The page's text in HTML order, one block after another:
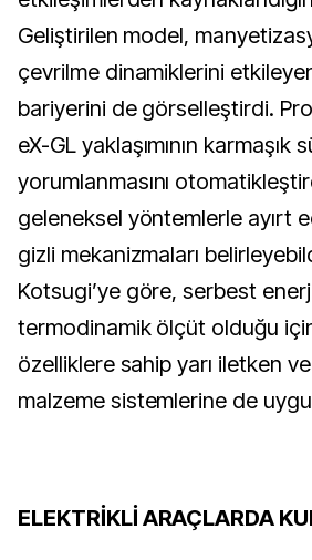
Geliştirilen model,
çevrilme dinamiklerini
bariyerini de görselleştirdi.
eX-GL yaklaşımının karmaşık
yorumlanmasını
geleneksel yöntemlerle ayırt
gizli mekanizmaları
Kotsugi’ye göre, serbest
termodinamik ölçüt olduğu
özelliklere sahip yarı iletken
malzeme sistemlerine de
ELEKTRİKLİ ARAÇLARDA